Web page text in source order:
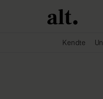
Kendte